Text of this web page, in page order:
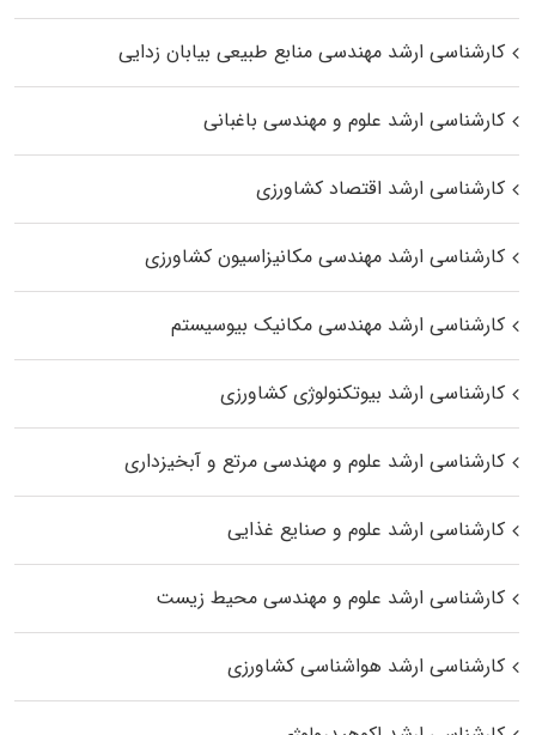
کارشناسی ارشد مهندسی منابع طبیعی بیابان زدایی
کارشناسی ارشد علوم و مهندسی باغبانی
کارشناسی ارشد اقتصاد کشاورزی
کارشناسی ارشد مهندسی مکانیزاسیون کشاورزی
کارشناسی ارشد مهندسی مکانیک بیوسیستم
کارشناسی ارشد بیوتکنولوژی کشاورزی
کارشناسی ارشد علوم و مهندسی مرتع و آبخیزداری
کارشناسی ارشد علوم و صنایع غذایی
کارشناسی ارشد علوم و مهندسی محیط زیست
کارشناسی ارشد هواشناسی کشاورزی